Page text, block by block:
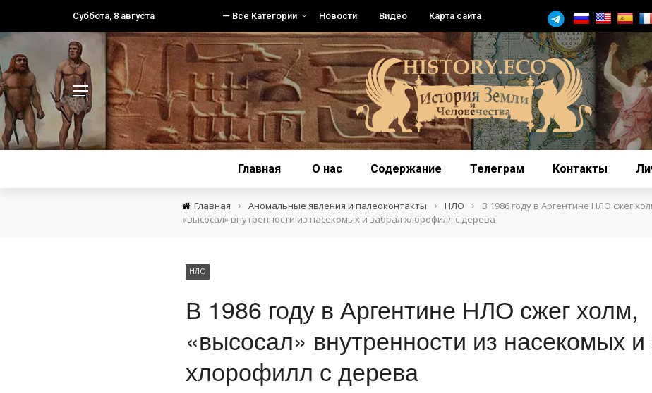
Суббота, 8 августа — Все Категории Новости Видео Карта сайта
Главная О нас Содержание Телеграм Контакты
Главная › Аномальные явления и палеоконтакты › НЛО ›
В 1986 году в Аргентине НЛО сжег
«высосал» внутренности из насекомых и забрал хлорофилл с дерева
НЛО
В 1986 году в Аргентине НЛО сжег холм,
«высосал» внутренности из насекомых
хлорофилл с дерева